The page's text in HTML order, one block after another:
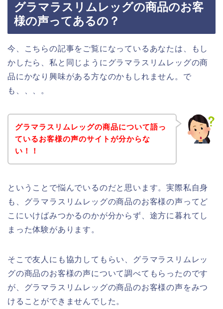
グラマラスリムレッグの商品のお客
様の声ってあるの？
今、こちらの記事をご覧になっているあなたは、もし
かしたら、私と同じようにグラマラスリムレッグの商
品にかなり興味がある方なのかもしれません。で
も、、、。
グラマラスリムレッグの商品について語っ
ているお客様の声のサイトが分からな
い！！
ということで悩んでいるのだと思います。実際私自身
も、グラマラスリムレッグの商品のお客様の声ってど
こにいけばみつかるのかが分からず、途方に暮れてし
まった体験があります。
そこで友人にも協力してもらい、グラマラスリムレッ
グの商品のお客様の声について調べてもらったのです
が、グラマラスリムレッグの商品のお客様の声をみつ
けることができませんでした。